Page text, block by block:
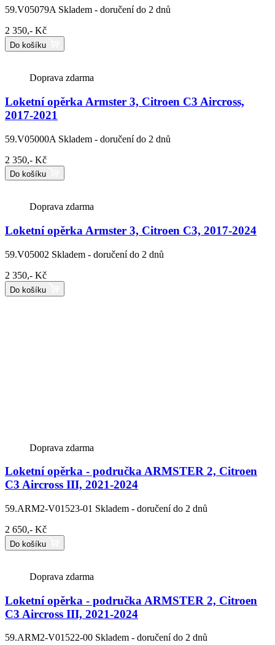
59.V05079A Skladem - doručení do 2 dnů
2 350,- Kč
Do košíku
Doprava zdarma
Loketní opěrka Armster 3, Citroen C3 Aircross,
2017-2021
59.V05000A Skladem - doručení do 2 dnů
2 350,- Kč
Do košíku
Doprava zdarma
Loketní opěrka Armster 3, Citroen C3, 2017-2024
59.V05002 Skladem - doručení do 2 dnů
2 350,- Kč
Do košíku
Doprava zdarma
Loketní opěrka - područka ARMSTER 2, Citroen
C3 Aircross III, 2021-2024
59.ARM2-V01523-01 Skladem - doručení do 2 dnů
2 650,- Kč
Do košíku
Doprava zdarma
Loketní opěrka - područka ARMSTER 2, Citroen
C3 Aircross III, 2021-2024
59.ARM2-V01522-00 Skladem - doručení do 2 dnů